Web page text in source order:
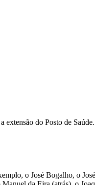
extensão do Posto de Saúde.
o José Bogalho, o